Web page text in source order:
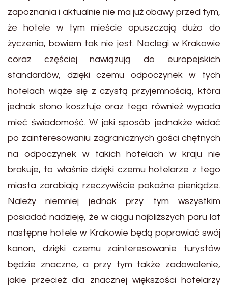
zapoznania i aktualnie nie ma już obawy przed tym,
że hotele w tym mieście opuszczają dużo do
życzenia, bowiem tak nie jest. Noclegi w Krakowie
coraz częściej nawiązują do europejskich
standardów, dzięki czemu odpoczynek w tych
hotelach wiąże się z czystą przyjemnością, która
jednak słono kosztuje oraz tego również wypada
mieć świadomość. W jaki sposób jednakże widać
po zainteresowaniu zagranicznych gości chętnych
na odpoczynek w takich hotelach w kraju nie
brakuje, to właśnie dzięki czemu hotelarze z tego
miasta zarabiają rzeczywiście pokaźne pieniądze.
Należy niemniej jednak przy tym wszystkim
posiadać nadzieję, że w ciągu najbliższych paru lat
następne hotele w Krakowie będą poprawiać swój
kanon, dzięki czemu zainteresowanie turystów
będzie znaczne, a przy tym także zadowolenie,
jakie przecież dla znacznej większości hotelarzy